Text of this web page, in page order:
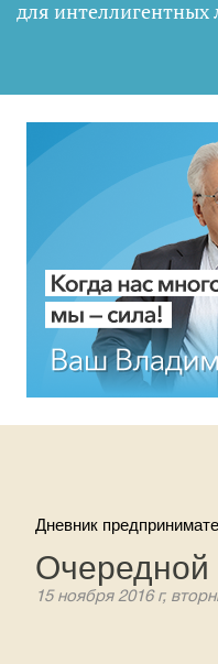
для интеллигентных
Дневник
Очередной
15 ноября 2016 г,